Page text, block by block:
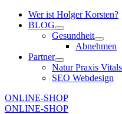
Zum
Inhalt
Wer ist Holger Korsten?
BLOG
Gesundheit
Abnehmen
Partner
Natur Praxis
SEO Webdesign
ONLINE-SHOP
ONLINE-SHOP